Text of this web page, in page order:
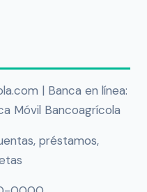
| Banca en línea:
Móvil Bancoagrícola
préstamos,